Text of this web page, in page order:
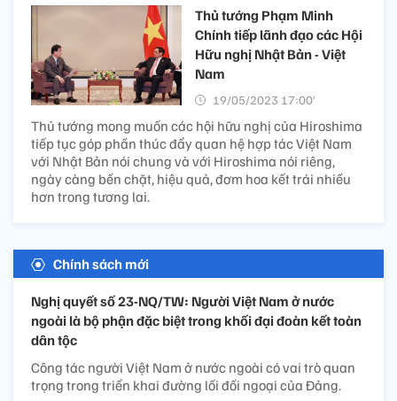
Thủ tướng Phạm Minh
Chính tiếp lãnh đạo các Hội
Hữu nghị Nhật Bản - Việt
Nam
19/05/2023 17:00’
Thủ tướng mong muốn các hội hữu nghị của Hiroshima
tiếp tục góp phần thúc đẩy quan hệ hợp tác Việt Nam
với Nhật Bản nói chung và với Hiroshima nói riêng,
ngày càng bền chặt, hiệu quả, đơm hoa kết trái nhiều
hơn trong tương lai.
Chính sách mới
Nghị quyết số 23-NQ/TW: Người Việt Nam ở nước
ngoài là bộ phận đặc biệt trong khối đại đoàn kết toàn
dân tộc
Công tác người Việt Nam ở nước ngoài có vai trò quan
trọng trong triển khai đường lối đối ngoại của Đảng.